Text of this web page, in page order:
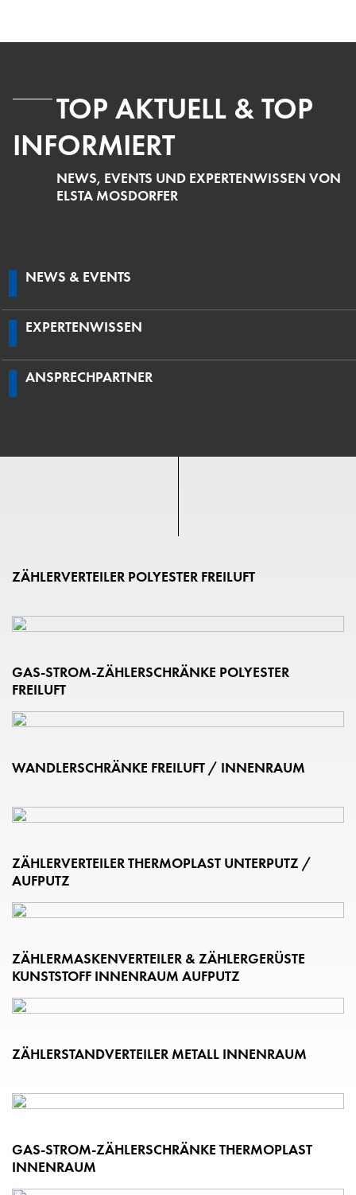
TOP AKTUELL & TOP
INFORMIERT
NEWS, EVENTS UND EXPERTENWISSEN VON
ELSTA MOSDORFER
NEWS & EVENTS
EXPERTENWISSEN
ANSPRECHPARTNER
ZÄHLERVERTEILER POLYESTER FREILUFT
GAS-STROM-ZÄHLERSCHRÄNKE POLYESTER
FREILUFT
WANDLERSCHRÄNKE FREILUFT / INNENRAUM
ZÄHLERVERTEILER THERMOPLAST UNTERPUTZ /
AUFPUTZ
ZÄHLERMASKENVERTEILER & ZÄHLERGERÜSTE
KUNSTSTOFF INNENRAUM AUFPUTZ
ZÄHLERSTANDVERTEILER METALL INNENRAUM
GAS-STROM-ZÄHLERSCHRÄNKE THERMOPLAST
INNENRAUM